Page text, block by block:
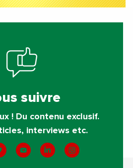
suivre
! Du contenu exclusif.
interviews etc.